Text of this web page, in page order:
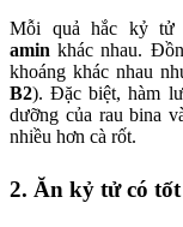
Mỗi quả hắc kỷ tử
amin khác nhau.
khoáng khác nhau
B2). Đặc biệt, hàm
dưỡng của rau bina
nhiều hơn cà rốt.
2. Ăn kỷ tử có